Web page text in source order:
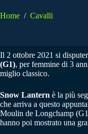
Home / Cavalli
Il 2 ottobre 2021 si
(G1), per femmine di 3
miglio classico.
Snow Lantern è la più
che arriva a questo
Moulin de Longchamp
hanno poi mostrato una